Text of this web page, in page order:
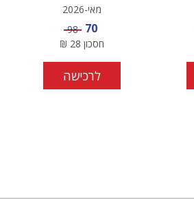
מאי-2026
מחיר מבצע
70 מחיר
98
חסכון 28
₪
לרכישה